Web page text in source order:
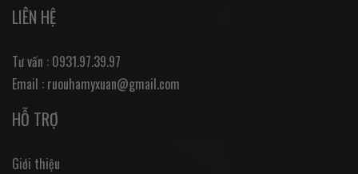
LIÊN HỆ
Tư vấn : 0931.97.39.97
Email : ruouhamyxuan@gmail.com
HỖ TRỢ
Giới thiệu